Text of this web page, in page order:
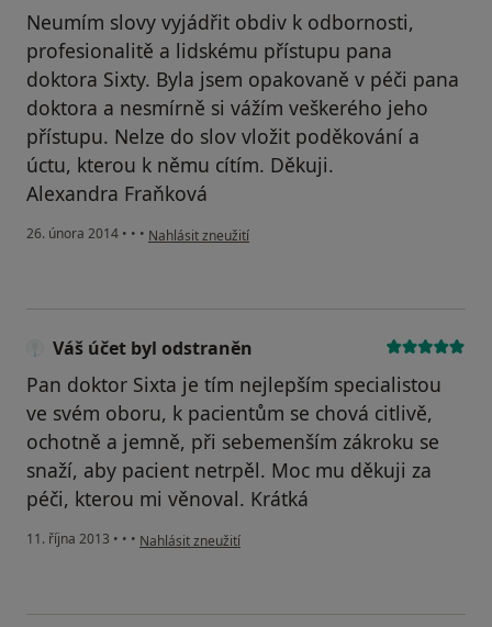
Neumím slovy vyjádřit obdiv k odbornosti,
profesionalitě a lidskému přístupu pana
doktora Sixty. Byla jsem opakovaně v péči pana
doktora a nesmírně si vážím veškerého jeho
přístupu. Nelze do slov vložit poděkování a
úctu, kterou k němu cítím. Děkuji.
Alexandra Fraňková
26. února 2014 • • • podle názoru uživatele Váš účet byl odstraněn
Nahlásit zneužití
Váš účet byl odstraněn
Pan doktor Sixta je tím nejlepším specialistou
ve svém oboru, k pacientům se chová citlivě,
ochotně a jemně, při sebemenším zákroku se
snaží, aby pacient netrpěl. Moc mu děkuji za
péči, kterou mi věnoval. Krátká
11. října 2013 • • • podle názoru uživatele Váš účet byl odstraněn
Nahlásit zneužití